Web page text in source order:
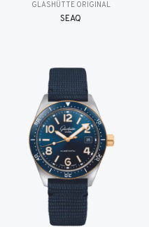
GLASHÜTTE ORIGINAL
SEAQ